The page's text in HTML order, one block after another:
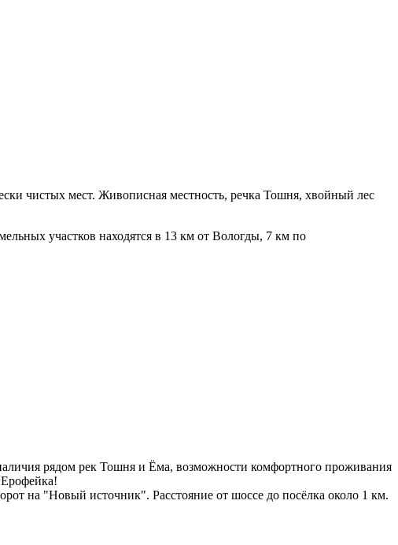
чистых мест. Живописная местность, речка Тошня, хвойный лес
участков находятся в 13 км от Вологды, 7 км по
рядом рек Тошня и Ёма, возможности комфортного проживания
Ерофейка!
на "Новый источник". Расстояние от шоссе до посёлка около 1 км.